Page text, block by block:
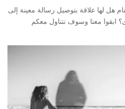
هل لها علاقة بتوصيل رسالة معينة إلى
ابقوا معنا وسوف نتناول معكم